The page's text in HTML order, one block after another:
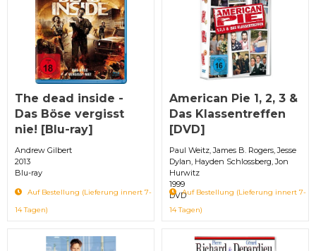
The dead inside -
Das Böse vergisst
nie! [Blu-ray]
Andrew Gilbert
2013
Blu-ray
Auf Bestellung (Lieferung innert 7-
14 Tagen)
American Pie 1, 2, 3 &
Das Klassentreffen
[DVD]
Paul Weitz, James B. Rogers, Jesse
Dylan, Hayden Schlossberg, Jon
Hurwitz
1999
DVDAuf Bestellung (Lieferung innert 7-
14 Tagen)